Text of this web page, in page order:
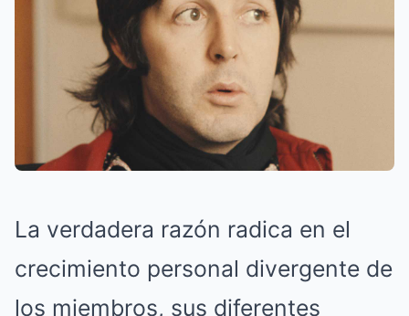
La verdadera razón radica en el
crecimiento personal divergente de
los miembros, sus diferentes